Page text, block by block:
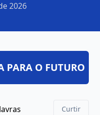
2026
Curtir
PARA O FUTURO